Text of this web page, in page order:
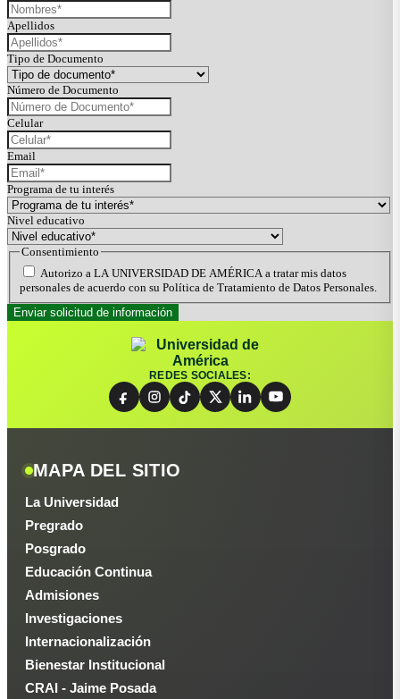
Apellidos
Tipo de Documento
Número de Documento
Celular
Email
Programa de tu interés
Nivel educativo
Consentimiento
Autorizo a LA UNIVERSIDAD DE AMÉRICA a tratar mis datos
personales de acuerdo con su Política de Tratamiento de Datos Personales.
REDES SOCIALES:
MAPA DEL SITIO
La Universidad
Pregrado
Posgrado
Educación Continua
Admisiones
Investigaciones
Internacionalización
Bienestar Institucional
CRAI - Jaime Posada